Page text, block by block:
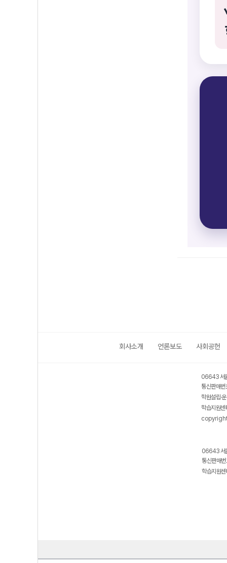
회사소개 언론보도 사회공헌
06643 서
통신판매
학원설립·
학습지원
06643 서
통신판매
학습지원